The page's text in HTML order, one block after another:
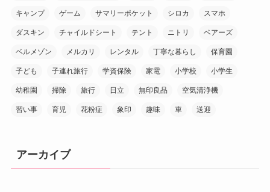
キャンプ ゲーム サマリーポケット シロカ スマホ
ダスキン チャイルドシート テント ニトリ ベアーズ
ベルメゾン メルカリ レンタル 丁寧な暮らし 保育園
子ども 子連れ旅行 学資保険 家電 小学校 小学生
幼稚園 掃除 旅行 日立 無印良品 空気清浄機
習い事 育児 花粉症 象印 趣味 車 送迎
アーカイブ